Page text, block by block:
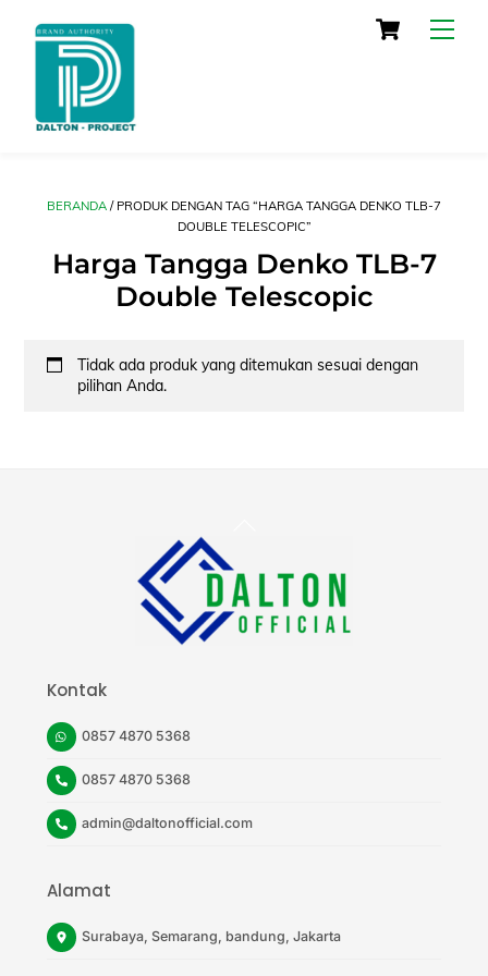
Cart
BERANDA / PRODUK DENGAN TAG “HARGA TANGGA DENKO TLB-7
DOUBLE TELESCOPIC”
Harga Tangga Denko TLB-7
Double Telescopic
Tidak ada produk yang ditemukan sesuai dengan
pilihan Anda.
Kontak
0857 4870 5368
0857 4870 5368
admin@daltonofficial.com
Alamat
Surabaya, Semarang, bandung, Jakarta